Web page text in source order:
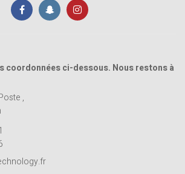
coordonnées ci-dessous. Nous restons à
,